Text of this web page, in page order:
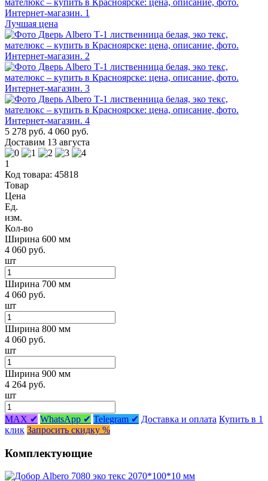
Лучшая цена
5 278 руб. 4 060 руб.
Доставим 13 августа
1
Код товара: 45818
Товар
Цена
Ед.
изм.
Кол-во
Ширина 600 мм
4 060 руб.
шт
Ширина 700 мм
4 060 руб.
шт
Ширина 800 мм
4 060 руб.
шт
Ширина 900 мм
4 264 руб.
шт
MAX ✔ WhatsApp ✔ Telegram ✔ Доставка и оплата Купить в 1
клик Запросить скидку %
Комплектующие